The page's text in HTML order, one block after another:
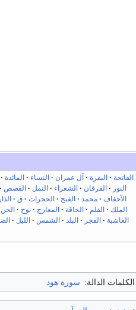
الفاتحة البقرة آل عمران النساء المائدة
النور
الفرقان الشعراء النمل القصص
الأحقاف
محمد الفتح الحجرات ق
الملك
القلم الحاقة المعارج نوح الجن
الغاشية
الفجر البلد الشمس الليل
الكلمات الدالة: سورة هود